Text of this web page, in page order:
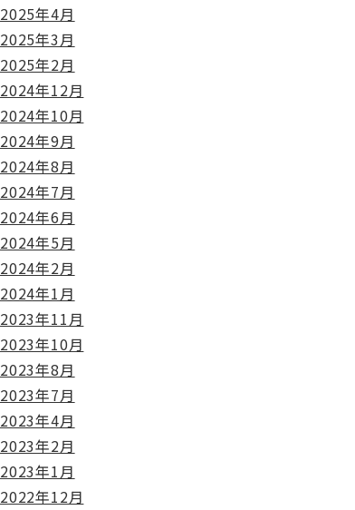
2025年4月
2025年3月
2025年2月
2024年12月
2024年10月
2024年9月
2024年8月
2024年7月
2024年6月
2024年5月
2024年2月
2024年1月
2023年11月
2023年10月
2023年8月
2023年7月
2023年4月
2023年2月
2023年1月
2022年12月